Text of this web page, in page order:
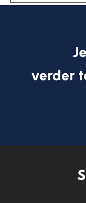
verder